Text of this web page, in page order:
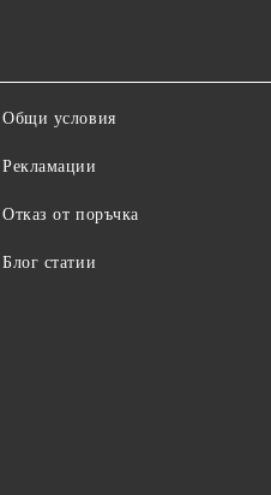
Общи условия
Рекламации
Отказ от поръчка
Блог статии